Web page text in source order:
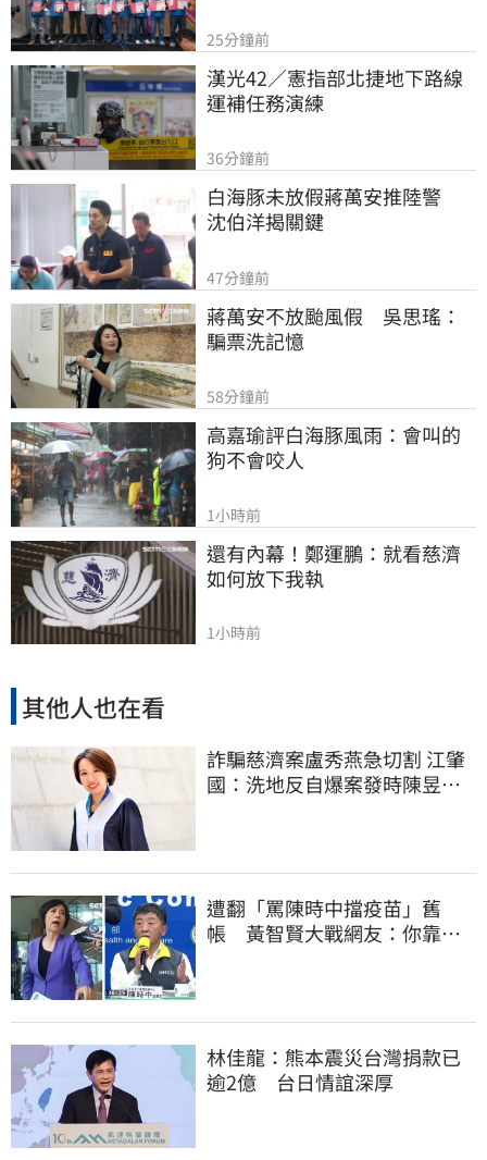
25分鐘前
漢光42／憲指部北捷地下路線
運補任務演練
36分鐘前
白海豚未放假蔣萬安推陸警
沈伯洋揭關鍵
47分鐘前
蔣萬安不放颱風假　吳思瑤：
騙票洗記憶
58分鐘前
高嘉瑜評白海豚風雨：會叫的
狗不會咬人
1小時前
還有內幕！鄭運鵬：就看慈濟
如何放下我執
1小時前
其他人也在看
詐騙慈濟案盧秀燕急切割 江肇
國：洗地反自爆案發時陳昱瑄
遭翻「罵陳時中擋疫苗」舊
帳 黃智賢大戰網友：你靠我
林佳龍：熊本震災台灣捐款已
逾2億 台日情誼深厚